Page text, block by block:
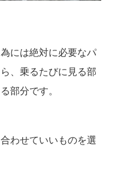
には絶対に必要なパ
、乗るたびに見る部
部分です。
わせていいものを選